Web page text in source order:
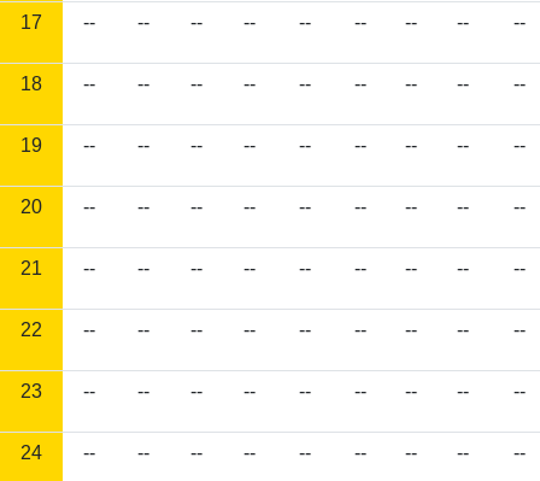
17 -- -- -- -- -- -- -- -- --
18 -- -- -- -- -- -- -- -- --
19 -- -- -- -- -- -- -- -- --
20 -- -- -- -- -- -- -- -- --
21 -- -- -- -- -- -- -- -- --
22 -- -- -- -- -- -- -- -- --
23 -- -- -- -- -- -- -- -- --
24 -- -- -- -- -- -- -- -- --